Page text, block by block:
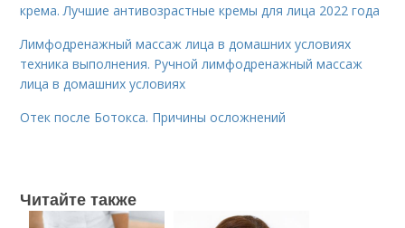
крема. Лучшие антивозрастные кремы для лица 2022 года
Лимфодренажный массаж лица в домашних условиях
техника выполнения. Ручной лимфодренажный массаж
лица в домашних условиях
Отек после Ботокса. Причины осложнений
Читайте также